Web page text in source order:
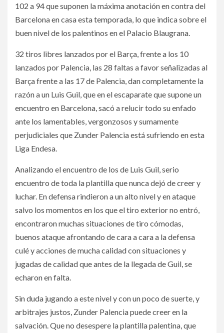
102 a 94 que suponen la máxima anotación en contra del
Barcelona en casa esta temporada, lo que indica sobre el
buen nivel de los palentinos en el Palacio Blaugrana.
32 tiros libres lanzados por el Barça, frente a los 10
lanzados por Palencia, las 28 faltas a favor señalizadas al
Barça frente a las 17 de Palencia, dan completamente la
razón a un Luis Guil, que en el escaparate que supone un
encuentro en Barcelona, sacó a relucir todo su enfado
ante los lamentables, vergonzosos y sumamente
perjudiciales que Zunder Palencia está sufriendo en esta
Liga Endesa.
Analizando el encuentro de los de Luis Guil, serio
encuentro de toda la plantilla que nunca dejó de creer y
luchar. En defensa rindieron a un alto nivel y en ataque
salvo los momentos en los que el tiro exterior no entró,
encontraron muchas situaciones de tiro cómodas,
buenos ataque afrontando de cara a cara a la defensa
culé y acciones de mucha calidad con situaciones y
jugadas de calidad que antes de la llegada de Guil, se
echaron en falta.
Sin duda jugando a este nivel y con un poco de suerte, y
arbitrajes justos, Zunder Palencia puede creer en la
salvación. Que no desespere la plantilla palentina, que